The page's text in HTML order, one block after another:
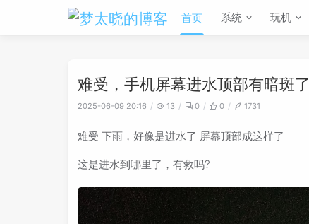
首页 系统 玩机
难受，手机屏幕进水顶部有暗斑了
2025-06-09 20:16 13 0 0 1731
难受 下雨，好像是进水了 屏幕顶部成这样了
这是进水到哪里了，有救吗?